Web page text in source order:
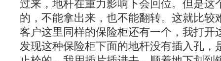
过来，地杆在重力影响下会回位。但是这
的，不能拿出来，也不能翻转。这就比较
客户这里同样的保险柜还有一个，我打开
发现这种保险柜下面的地杆没有插入孔，